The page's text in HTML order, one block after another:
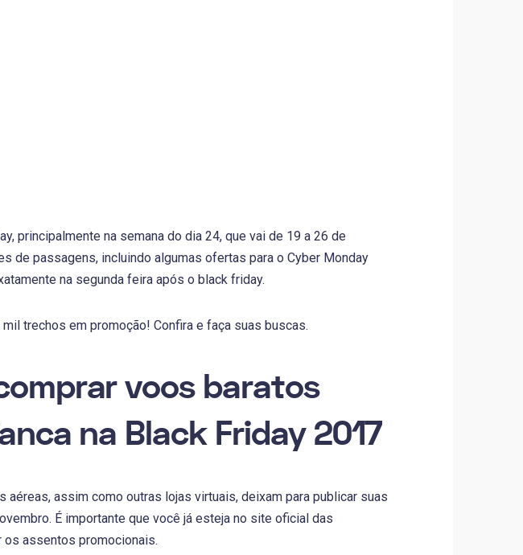
principalmente na semana do dia 24, que vai de 19 a 26 de
de passagens, incluindo algumas ofertas para o Cyber Monday
na segunda feira após o black friday.
trechos em promoção! Confira e faça suas buscas.
voos baratos
na Black Friday 2017
aéreas, assim como outras lojas virtuais, deixam para publicar suas
É importante que você já esteja no site oficial das
os assentos promocionais.